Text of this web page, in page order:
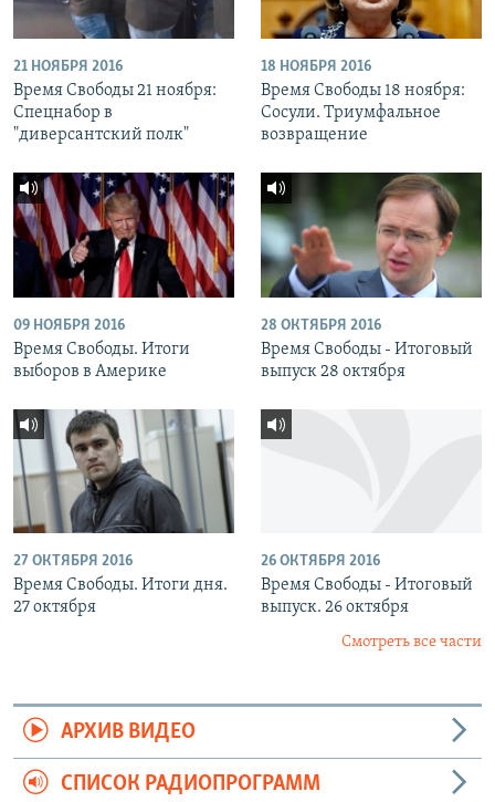
21 НОЯБРЯ 2016
Время Свободы 21 ноября:
Спецнабор в
"диверсантский полк"
18 НОЯБРЯ 2016
Время Свободы 18 ноября:
Сосули. Триумфальное
возвращение
09 НОЯБРЯ 2016
Время Свободы. Итоги
выборов в Америке
28 ОКТЯБРЯ 2016
Время Свободы - Итоговый
выпуск 28 октября
27 ОКТЯБРЯ 2016
Время Свободы. Итоги дня.
27 октября
26 ОКТЯБРЯ 2016
Время Свободы - Итоговый
выпуск. 26 октября
Смотреть все части
АРХИВ ВИДЕО
СПИСОК РАДИОПРОГРАММ